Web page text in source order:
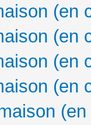
(en
(en
(en
(en